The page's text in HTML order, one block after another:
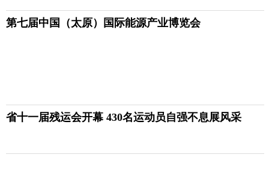
第七届中国（太原）国际能源产业博览会
省十一届残运会开幕 430名运动员自强不息展风采